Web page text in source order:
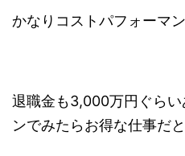
かなりコストパフォーマ
退職金も3,000万円ぐら
ンでみたらお得な仕事だと